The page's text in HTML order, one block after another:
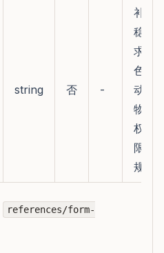
string 否 -
补充
稳定
求、
色、
动作
物/声
权、
限制
规要
references/form-